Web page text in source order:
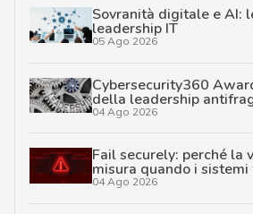
Sovranità digitale e AI:
leadership IT
05 Ago 2026
Cybersecurity360
della leadership
04 Ago 2026
Fail securely: perché la
misura quando i
04 Ago 2026